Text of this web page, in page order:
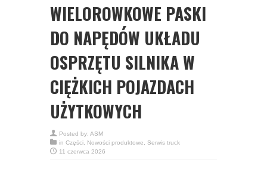
WIELOROWKOWE PASKI
DO NAPĘDÓW UKŁADU
OSPRZĘTU SILNIKA W
CIĘŻKICH POJAZDACH
UŻYTKOWYCH
Posted by: ASM
in Części Nowości produktowe
Serwis truck
11 czerwca 2026